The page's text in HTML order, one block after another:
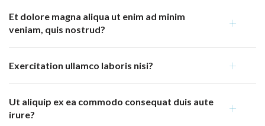
Et dolore magna aliqua ut enim ad minim
veniam, quis nostrud?
Exercitation ullamco laboris nisi?
Ut aliquip ex ea commodo consequat duis aute
irure?